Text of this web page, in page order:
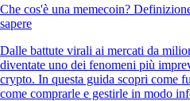
Che cos'è una memecoin?
sapere
Dalle battute virali ai mercati da
diventate uno dei fenomeni più
crypto. In questa guida scopri come
come comprarle e gestirle in modo